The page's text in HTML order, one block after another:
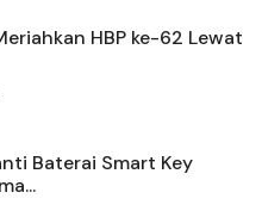
HBP ke-62 Lewat
Baterai Smart Key